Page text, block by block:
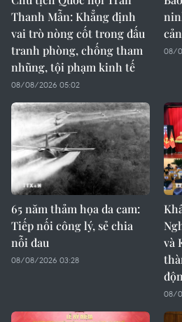
Thanh Mẫn: Khẳng định
vai trò nòng cốt trong đấu
tranh phòng, chống tham
nhũng, tội phạm kinh tế
08/08/2026 05:02
08/
65 năm thảm họa da cam:
Tiếp nối công lý, sẻ chia
nỗi đau
08/08/2026 03:28
và
08/